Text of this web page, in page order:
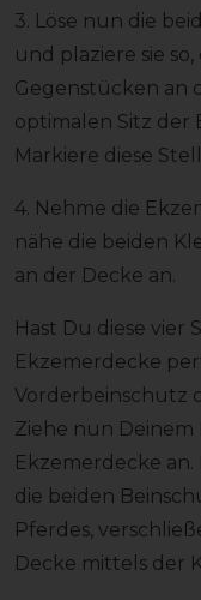
3. Löse nun die
und plaziere sie
Gegenstücken an
optimalen Sitz der
Markiere diese
4. Nehme die
nähe die beiden
an der Decke an.
Hast Du diese vier
Ekzemerdecke
Vorderbeinschutz
Ziehe nun
Ekzemerdecke
die beiden
Pferdes,
Decke mittels der